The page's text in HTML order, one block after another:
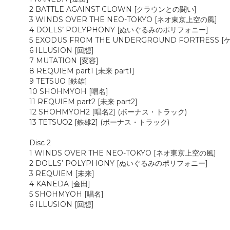
2 BATTLE AGAINST CLOWN [クラウンとの闘い]
3 WINDS OVER THE NEO-TOKYO [ネオ東京上空の風]
4 DOLLS’ POLYPHONY [ぬいぐるみのポリフォニー]
5 EXODUS FROM THE UNDERGROUND FORTRESS [ケ
6 ILLUSION [回想]
7 MUTATION [変容]
8 REQUIEM part1 [未来 part1]
9 TETSUO [鉄雄]
10 SHOHMYOH [唱名]
11 REQUIEM part2 [未来 part2]
12 SHOHMYOH2 [唱名2] (ボーナス・トラック)
13 TETSUO2 [鉄雄2] (ボーナス・トラック)
Disc 2
1 WINDS OVER THE NEO-TOKYO [ネオ東京上空の風]
2 DOLLS’ POLYPHONY [ぬいぐるみのポリフォニー]
3 REQUIEM [未来]
4 KANEDA [金田]
5 SHOHMYOH [唱名]
6 ILLUSION [回想]